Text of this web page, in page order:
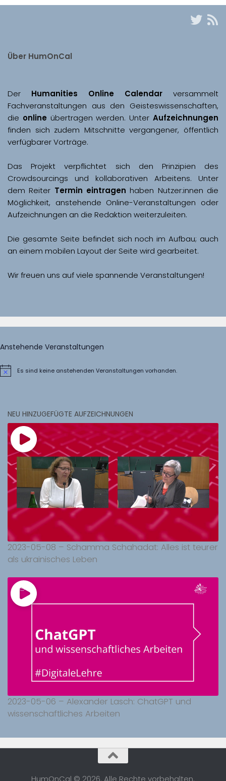
Über HumOnCal
Der Humanities Online Calendar versammelt
Fachveranstaltungen aus den Geisteswissenschaften,
die online übertragen werden. Unter Aufzeichnungen
finden sich zudem Mitschnitte vergangener, öffentlich
Das Projekt verpflichtet sich den Prinzipien des
Crowdsourcings und kollaborativen Arbeitens. Unter
dem Reiter Termin eintragen haben Nutzer:innen die
Möglichkeit, anstehende Online-Veranstaltungen oder
Aufzeichnungen an die Redaktion weiterzuleiten.
Die gesamte Seite befindet sich noch im Aufbau; auch
Wir freuen uns auf viele spannende Veranstaltungen!
Anstehende Veranstaltungen
HinweisEs sind keine anstehenden Veranstaltungen vorhanden.
NEU HINZUGEFÜGTE AUFZEICHNUNGEN
2023-05-08 – Schamma Schahadat: Alles ist teurer
als ukrainisches Leben
2023-05-06 – Alexander Lasch: ChatGPT und
wissenschaftliches Arbeiten
HumOnCal © 2026. Alle Rechte vorbehalten.